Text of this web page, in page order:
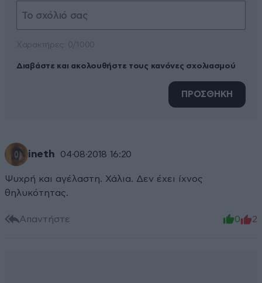
Διαβάστε και ακολουθήστε τους κανόνες σχολιασμού
ΠΡΟΣΘΗΚΗ
ineth 04·08·2018 16:20
Ψυχρή και αγέλαστη. Χάλια. Δεν έχει ίχνος
θηλυκότητας.
Απαντήστε 0 2